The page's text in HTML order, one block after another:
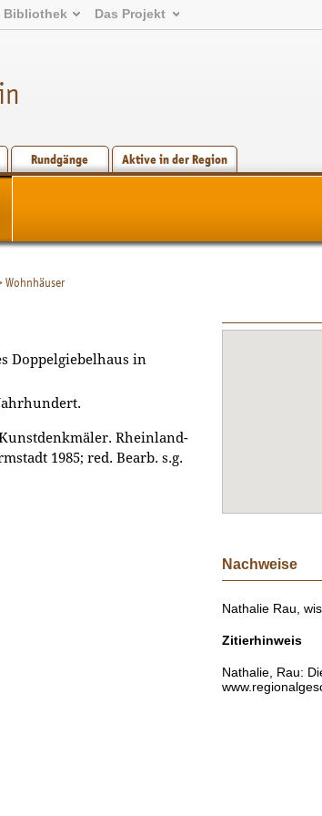
Bibliothek Das Projekt
Rundgänge Aktive in der Region
Wohnhäuser
Doppelgiebelhaus in
Rheinland-
1985; red. Bearb. s.g.
Nachweise
Nathalie Rau,
Zitierhinweis
Nathalie, Rau: